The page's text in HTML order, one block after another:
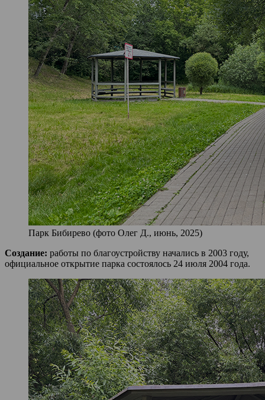
Парк Бибирево (фото Олег Д., июнь, 2025)
Создание: работы по благоустройству начались в 2003 году,
официальное открытие парка состоялось 24 июля 2004 года.